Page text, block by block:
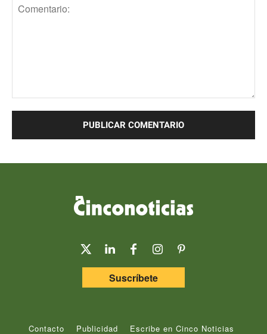
Suscríbete
Contacto Publicidad Escribe en Cinco Noticias